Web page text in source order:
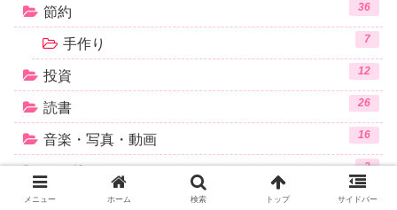
節約 36
手作り 7
投資 12
読書 26
音楽・写真・動画 16
その他 3
メニュー ホーム 検索 トップ サイドバー